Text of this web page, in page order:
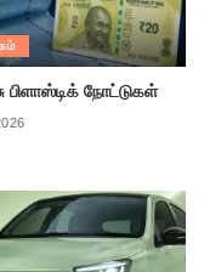
பிளாஸ்டிக் நோட்டுகள்